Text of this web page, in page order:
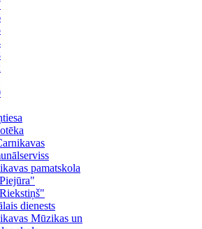
pamatskola
dienests
Mūzikas un